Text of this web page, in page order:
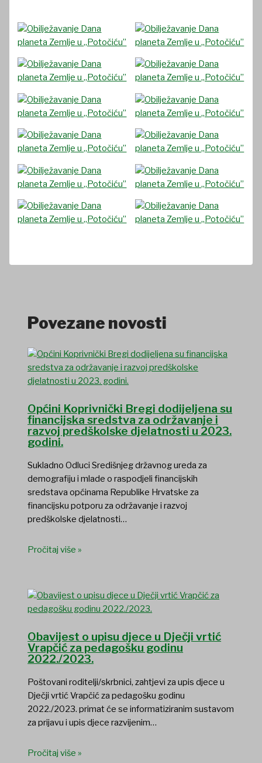
Povezane novosti
Općini Koprivnički Bregi dodijeljena su
financijska sredstva za održavanje i
razvoj predškolske djelatnosti u 2023.
godini.
Sukladno Odluci Središnjeg državnog ureda za
demografiju i mlade o raspodjeli financijskih
sredstava općinama Republike Hrvatske za
financijsku potporu za održavanje i razvoj
predškolske djelatnosti…
Pročitaj više »
Obavijest o upisu djece u Dječji vrtić
Vrapčić za pedagošku godinu
2022./2023.
Poštovani roditelji/skrbnici, zahtjevi za upis djece u
Dječji vrtić Vrapčić za pedagošku godinu
2022./2023. primat će se informatiziranim sustavom
za prijavu i upis djece razvijenim…
Pročitaj više »